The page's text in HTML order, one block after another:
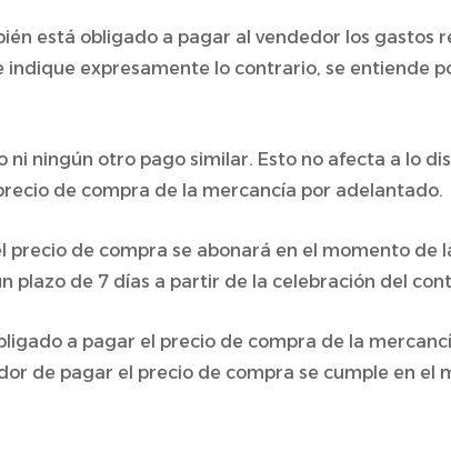
está obligado a pagar al vendedor los gastos
expresamente lo contrario, se entiende
ningún otro pago similar. Esto no afecta a lo
de compra de la mercancía por adelantado.
de compra se abonará en el momento de
plazo de 7 días a partir de la celebración del
a pagar el precio de compra de la
de pagar el precio de compra se cumple en el